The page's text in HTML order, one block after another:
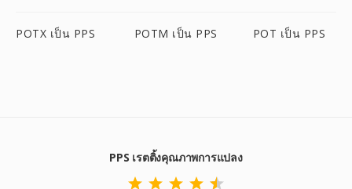
POTX เป็น PPS POTM เป็น PPS POT เป็น PPS
PPS เรตติ้งคุณภาพการแปลง